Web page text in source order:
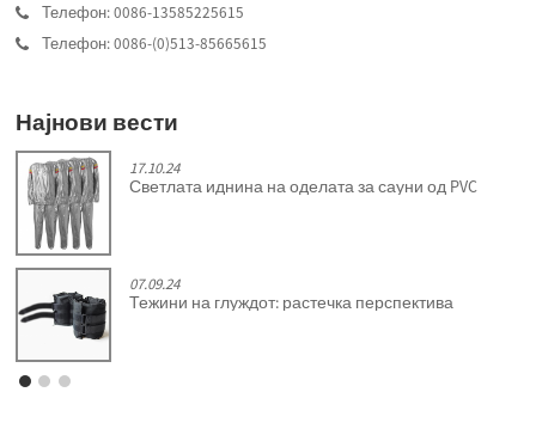
Телефон: 0086-13585225615
Телефон: 0086-(0)513-85665615
Најнови вести
17.10.24
Светлата иднина на оделата за сауни од PVC
07.09.24
Тежини на глуждот: растечка перспектива